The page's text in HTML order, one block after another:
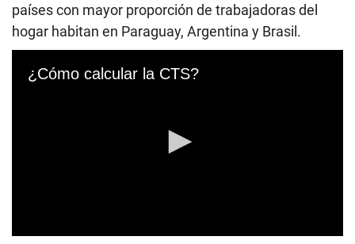
países con mayor proporción de trabajadoras del
hogar habitan en Paraguay, Argentina y Brasil.
¿Cómo calcular la CTS?